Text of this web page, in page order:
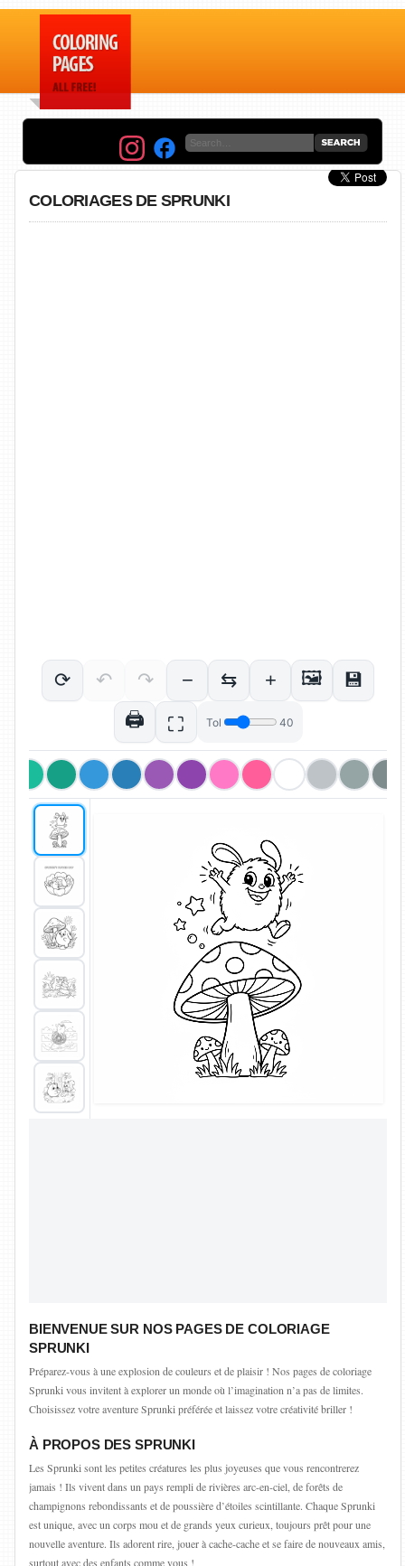
COLORIAGES DE SPRUNKI
BIENVENUE SUR NOS PAGES DE COLORIAGE
SPRUNKI
Préparez-vous à une explosion de couleurs et de plaisir ! Nos pages de coloriage
Sprunki vous invitent à explorer un monde où l’imagination n’a pas de limites.
Choisissez votre aventure Sprunki préférée et laissez votre créativité briller !
À PROPOS DES SPRUNKI
Les Sprunki sont les petites créatures les plus joyeuses que vous rencontrerez
jamais ! Ils vivent dans un pays rempli de rivières arc-en-ciel, de forêts de
champignons rebondissants et de poussière d’étoiles scintillante. Chaque Sprunki
est unique, avec un corps mou et de grands yeux curieux, toujours prêt pour une
nouvelle aventure. Ils adorent rire, jouer à cache-cache et se faire de nouveaux amis,
surtout avec des enfants comme vous !